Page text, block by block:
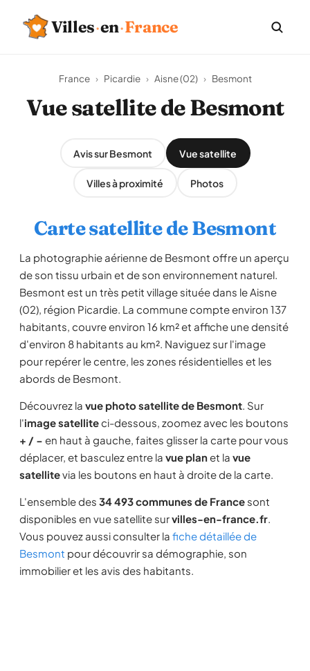
Villes·en·France
France › Picardie › Aisne (02) › Besmont
Vue satellite de Besmont
Avis sur Besmont Vue satellite
Villes à proximité Photos
Carte satellite de Besmont
La photographie aérienne de Besmont offre un aperçu
de son tissu urbain et de son environnement naturel.
Besmont est un très petit village située dans le Aisne
(02), région Picardie. La commune compte environ 137
habitants, couvre environ 16 km² et affiche une densité
d'environ 8 habitants au km². Naviguez sur l'image
pour repérer le centre, les zones résidentielles et les
abords de Besmont.
Découvrez la vue photo satellite de Besmont. Sur
l'image satelliteci-dessous, zoomez avec les boutons
+ / − en haut à gauche, faites glisser la carte pour vous
déplacer, et basculez entre la vue planet la vue
satellitevia les boutons en haut à droite de la carte.
L'ensemble des 34 493 communes de France sont
disponibles en vue satellite survilles-en-france.fr.
Vous pouvez aussi consulter la fiche détaillée de
Besmont pour découvrir sa démographie, son
immobilier et les avis des habitants.